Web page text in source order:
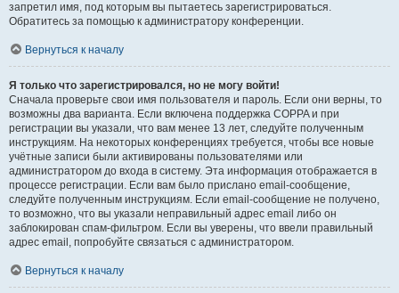
запретил имя, под которым вы пытаетесь зарегистрироваться.
Обратитесь за помощью к администратору конференции.
Вернуться к началу
Я только что зарегистрировался, но не могу войти!
Сначала проверьте свои имя пользователя и пароль. Если они верны, то
возможны два варианта. Если включена поддержка COPPA и при
регистрации вы указали, что вам менее 13 лет, следуйте полученным
инструкциям. На некоторых конференциях требуется, чтобы все новые
учётные записи были активированы пользователями или
администратором до входа в систему. Эта информация отображается в
процессе регистрации. Если вам было прислано email-сообщение,
следуйте полученным инструкциям. Если email-сообщение не получено,
то возможно, что вы указали неправильный адрес email либо он
заблокирован спам-фильтром. Если вы уверены, что ввели правильный
адрес email, попробуйте связаться с администратором.
Вернуться к началу